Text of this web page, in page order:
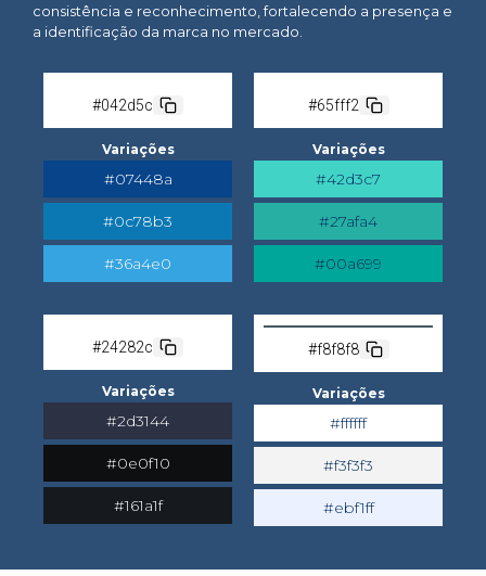
consistência e reconhecimento, fortalecendo a presença e
a identificação da marca no mercado.
#042d5c
Variações
#07448a
#0c78b3
#36a4e0
#65fff2
Variações
#42d3c7
#27afa4
#00a699
#24282c
Variações
#2d3144
#0e0f10
#161a1f
#f8f8f8
Variações
#ffffff
#f3f3f3
#ebf1ff